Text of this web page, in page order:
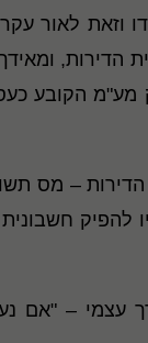
וזאת לאור
הדירות,
בדירות – השכרתן ולימים מכירתם פטורה היא ממע"מ, וזאת
– מס
להפיק
יראו כשימוש לצורך